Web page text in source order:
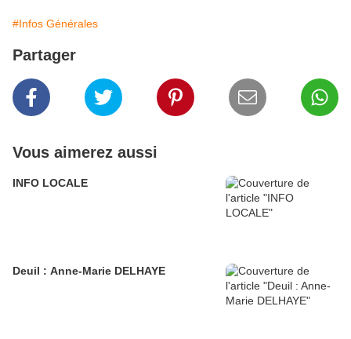
#Infos Générales
Partager
Vous aimerez aussi
INFO LOCALE
Deuil : Anne-Marie DELHAYE